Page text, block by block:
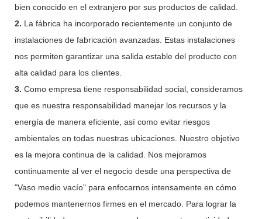
bien conocido en el extranjero por sus productos de calidad.
2. La fábrica ha incorporado recientemente un conjunto de
instalaciones de fabricación avanzadas. Estas instalaciones
nos permiten garantizar una salida estable del producto con
alta calidad para los clientes.
3. Como empresa tiene responsabilidad social, consideramos
que es nuestra responsabilidad manejar los recursos y la
energía de manera eficiente, así como evitar riesgos
ambientales en todas nuestras ubicaciones. Nuestro objetivo
es la mejora continua de la calidad. Nos mejoramos
continuamente al ver el negocio desde una perspectiva de
"Vaso medio vacío" para enfocarnos intensamente en cómo
podemos mantenernos firmes en el mercado. Para lograr la